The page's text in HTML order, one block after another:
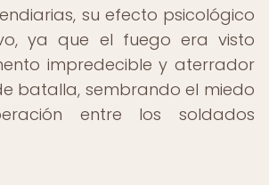
su efecto psicológico
ya que el fuego era visto
impredecible y aterrador
batalla, sembrando el miedo
entre los soldados